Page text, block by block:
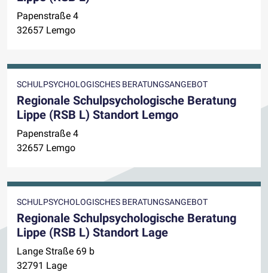
Papenstraße 4
32657 Lemgo
SCHULPSYCHOLOGISCHES BERATUNGSANGEBOT
Regionale Schulpsychologische Beratung
Lippe (RSB L) Standort Lemgo
Papenstraße 4
32657 Lemgo
SCHULPSYCHOLOGISCHES BERATUNGSANGEBOT
Regionale Schulpsychologische Beratung
Lippe (RSB L) Standort Lage
Lange Straße 69 b
32791 Lage